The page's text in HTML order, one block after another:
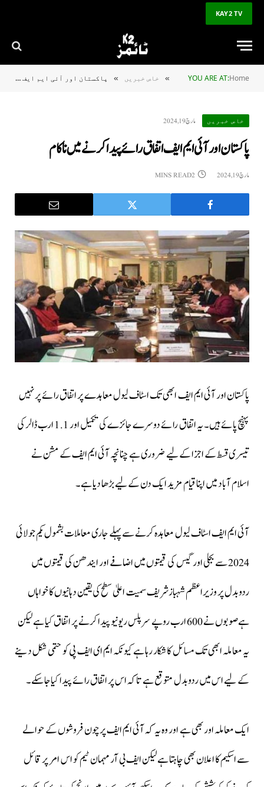
KAY2 TV
YOU ARE AT:Home
» خاص خبریں » پاکستان اور آئی ایم ایف اتفاق رائے پیدا کرنے میں ناکام
خاص خبریں مارچ 19, 2024
پاکستان اور آئی ایم ایف اتفاق رائے پیدا کرنے میں ناکام
مارچ 19, 2024 2 MINS READ
پاکستان اور آئی ایم ایف ابھی تک اسٹاف لیول معاہدے پر اتفاق رائے پر نہیں
پہنچ پائے ہیں۔ یہ اتفاق رائے دوسرے جائزے کی تکمیل اور 1.1 ارب ڈالر کی
تیسری قسط کے اجزا کےلیے ضروری ہے چنانچہ آئی ایم ایف کے مشن نے
اسلام آباد میں اپنا قیام مزید ایک دن کےلیے بڑھا دیا ہے۔
آئی ایم ایف اسٹاف لیول معاہدہ کرنے سے پہلے جاری معاملات بشمول یکم جولائی
2024 سے بجلی اور گیس کی قیمتوں میں اضافے اور ایندھن کی قیمتوں میں
ردوبدل پر وزیراعظم شہبازشریف سمیت اعلیٰ سطح کی یقین دہانیوں کا خواہاں
ہےصوبوں نے 600 ارب روپے سرپلس ریونیو پیدا کرنے پر اتفاق کیا ہے لیکن
یہ معاملہ ابھی تک مسائل کا شکار رہا ہے کیونکہ ایم ای ایف پی کو حتمی شکل دینے
کے لیے اس میں ردوبدل متوقع ہے تاکہ اس پر اتفاق رائے پیدا کیاجاسکے۔
ایک معاملہ اور بھی ہے اور وہ یہ کہ آئی ایم ایف پرچون فروشوں کے حوالے
سے اسکیم کا اعلان بھی چاہتا ہے لیکن ایف بی آر مہمان ٹیم کو اس امر پر قائل